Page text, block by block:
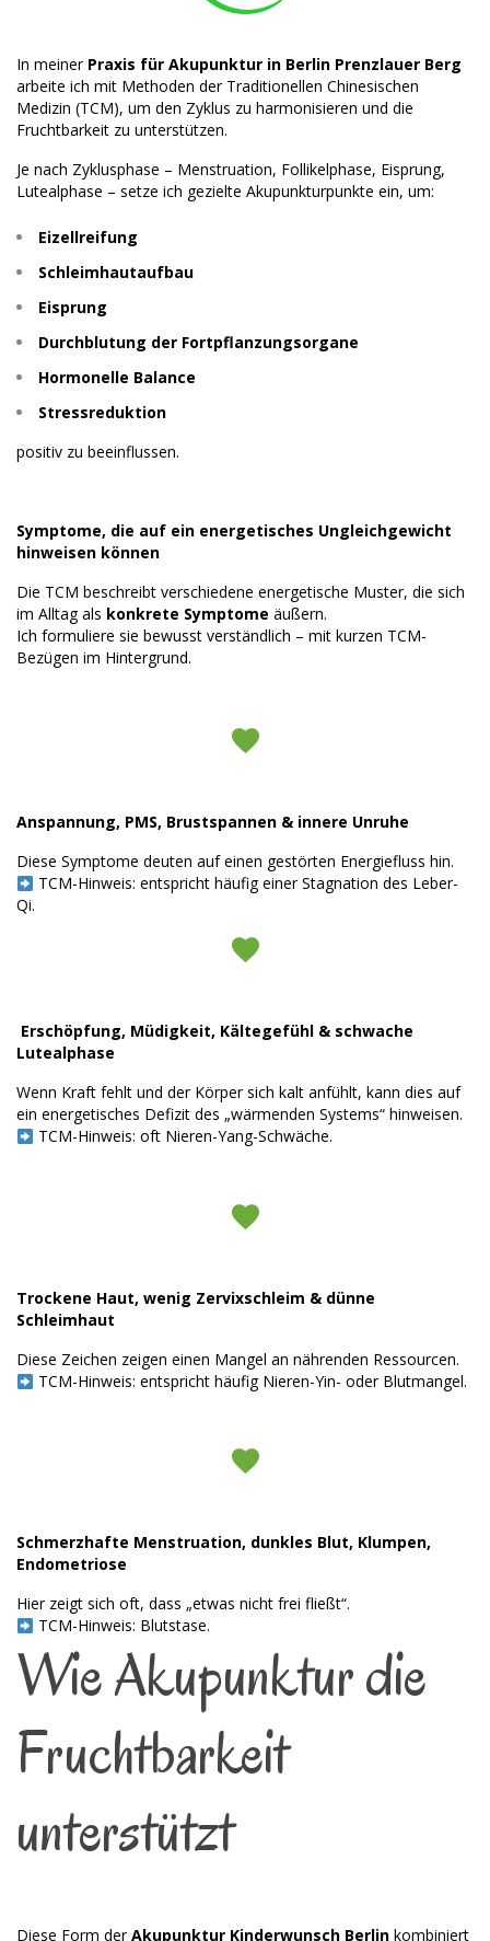
In meiner Praxis für Akupunktur in Berlin Prenzlauer Berg
arbeite ich mit Methoden der Traditionellen Chinesischen
Medizin (TCM), um den Zyklus zu harmonisieren und die
Fruchtbarkeit zu unterstützen.
Je nach Zyklusphase – Menstruation, Follikelphase, Eisprung,
Lutealphase – setze ich gezielte Akupunkturpunkte ein, um:
Eizellreifung
Schleimhautaufbau
Eisprung
Durchblutung der Fortpflanzungsorgane
Hormonelle Balance
Stressreduktion
positiv zu beeinflussen.
Symptome, die auf ein energetisches Ungleichgewicht
hinweisen können
Die TCM beschreibt verschiedene energetische Muster, die sich
im Alltag als konkrete Symptome äußern.
Ich formuliere sie bewusst verständlich – mit kurzen TCM-
Bezügen im Hintergrund.
Anspannung, PMS, Brustspannen & innere Unruhe
Diese Symptome deuten auf einen gestörten Energiefluss hin.
TCM-Hinweis: entspricht häufig einer Stagnation des Leber-
Qi.
Erschöpfung, Müdigkeit, Kältegefühl & schwache
Lutealphase
Wenn Kraft fehlt und der Körper sich kalt anfühlt, kann dies auf
ein energetisches Defizit des „wärmenden Systems“ hinweisen.
TCM-Hinweis: oft Nieren-Yang-Schwäche.
Trockene Haut, wenig Zervixschleim & dünne
Schleimhaut
Diese Zeichen zeigen einen Mangel an nährenden Ressourcen.
TCM-Hinweis: entspricht häufig Nieren-Yin- oder Blutmangel.
Schmerzhafte Menstruation, dunkles Blut, Klumpen,
Endometriose
Hier zeigt sich oft, dass „etwas nicht frei fließt“.
TCM-Hinweis: Blutstase.
Wie Akupunktur die
Fruchtbarkeit
unterstützt
Diese Form derAkupunktur Kinderwunsch Berlin kombiniert